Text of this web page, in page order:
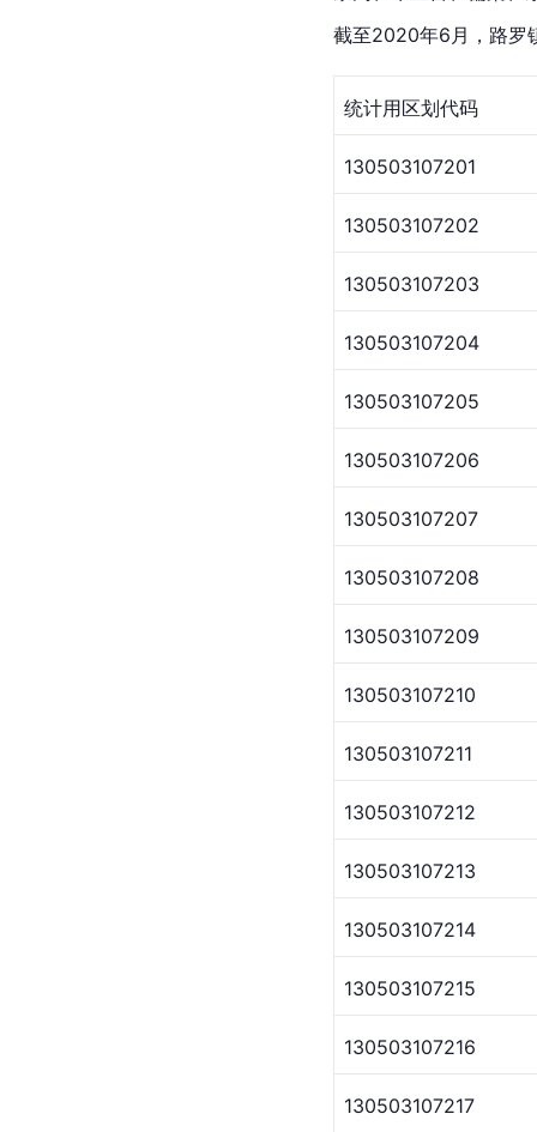
截至2020年6月，路罗
统计用区划代码
130503107201
130503107202
130503107203
130503107204
130503107205
130503107206
130503107207
130503107208
130503107209
130503107210
130503107211
130503107212
130503107213
130503107214
130503107215
130503107216
130503107217